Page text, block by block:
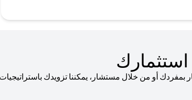
أو من خلال مستشار، يمكننا تزويدك